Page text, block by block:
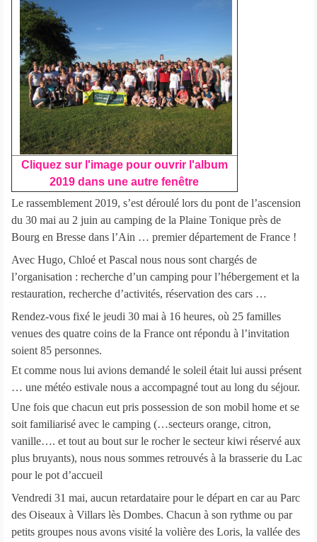
Cliquez sur l'image pour ouvrir l'album
2019 dans une autre fenêtre
Le rassemblement 2019, s’est déroulé lors du pont de l’ascension
du 30 mai au 2 juin au camping de la Plaine Tonique près de
Bourg en Bresse dans l’Ain … premier département de France !
Avec Hugo, Chloé et Pascal nous nous sont chargés de
l’organisation : recherche d’un camping pour l’hébergement et la
restauration, recherche d’activités, réservation des cars …
Rendez-vous fixé le jeudi 30 mai à 16 heures, où 25 familles
venues des quatre coins de la France ont répondu à l’invitation
soient 85 personnes.
Et comme nous lui avions demandé le soleil était lui aussi présent
… une météo estivale nous a accompagné tout au long du séjour.
Une fois que chacun eut pris possession de son mobil home et se
soit familiarisé avec le camping (…secteurs orange, citron,
vanille…. et tout au bout sur le rocher le secteur kiwi réservé aux
plus bruyants), nous nous sommes retrouvés à la brasserie du Lac
pour le pot d’accueil
Vendredi 31 mai, aucun retardataire pour le départ en car au Parc
des Oiseaux à Villars lès Dombes. Chacun à son rythme ou par
petits groupes nous avons visité la volière des Loris, la vallée des